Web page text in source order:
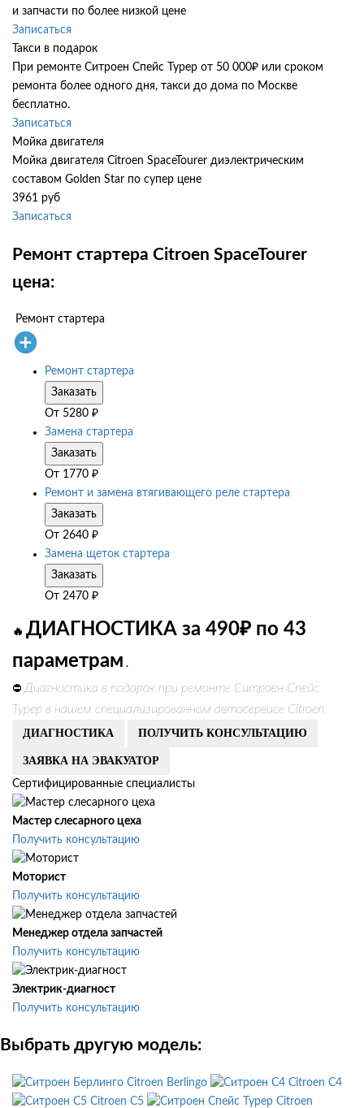
и запчасти по более низкой цене
Записаться
Такси в подарок
При ремонте Ситроен Спейс Турер от 50 000₽ или сроком
ремонта более одного дня, такси до дома по Москве
бесплатно.
Записаться
Мойка двигателя
Мойка двигателя Citroen SpaceTourer диэлектрическим
составом Golden Star по супер цене
3961 руб
Записаться
Ремонт стартера Citroen SpaceTourer
цена:
Ремонт стартера
Ремонт стартера
Заказать
От 5280 ₽
Замена стартера
Заказать
От 1770 ₽
Ремонт и замена втягивающего реле стартера
Заказать
От 2640 ₽
Замена щеток стартера
Заказать
От 2470 ₽
🔥 ДИАГНОСТИКА за 490₽ по 43
параметрам .
⛔ Диагностика в подарок при ремонте Ситроен Спейс
Турер в нашем специализированном автосервисе Citroen
ДИАГНОСТИКА ПОЛУЧИТЬ КОНСУЛЬТАЦИЮ
ЗАЯВКА НА ЭВАКУАТОР
Сертифицированные специалисты
Мастер слесарного цеха
Получить консультацию
Моторист
Получить консультацию
Менеджер отдела запчастей
Получить консультацию
Электрик-диагност
Получить консультацию
Выбрать другую модель:
Citroen Berlingo
Citroen C4
Citroen C5
Citroen